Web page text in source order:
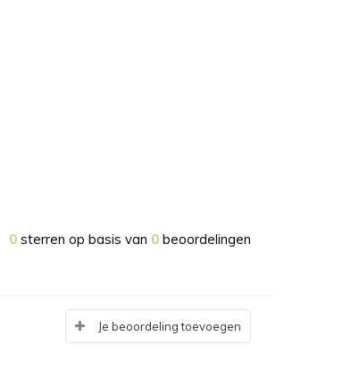
0 sterren op basis van 0 beoordelingen
Je beoordeling toevoegen